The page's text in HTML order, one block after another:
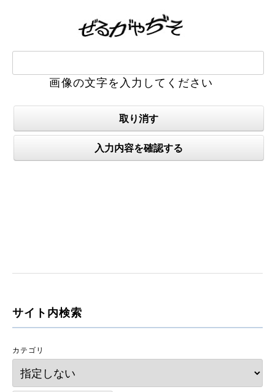
画像の文字を入力してください
サイト内検索
カテゴリ